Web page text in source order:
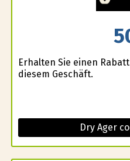
Erhalten Sie einen
diesem Geschäft.
Dry Ager